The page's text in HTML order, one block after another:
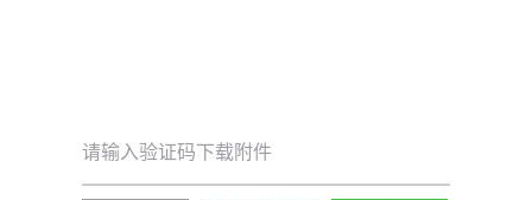
请输入验证码下载附件